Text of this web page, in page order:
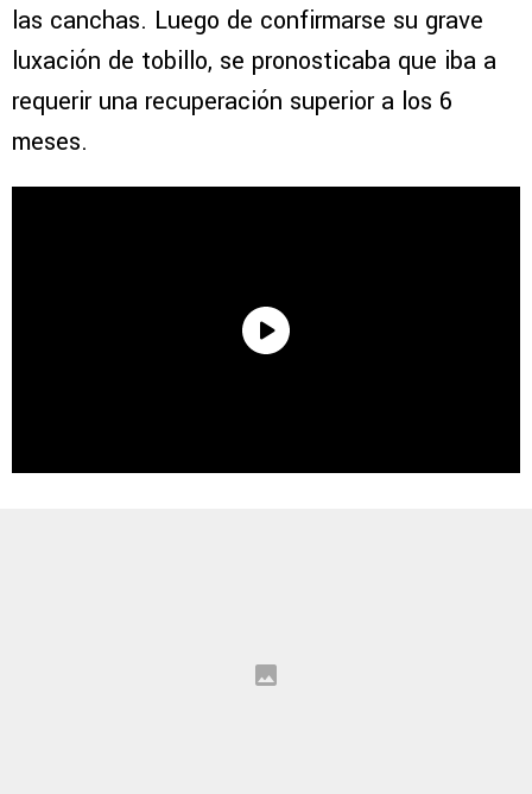
las canchas. Luego de confirmarse su grave
luxación de tobillo, se pronosticaba que iba a
requerir una recuperación superior a los 6
meses.